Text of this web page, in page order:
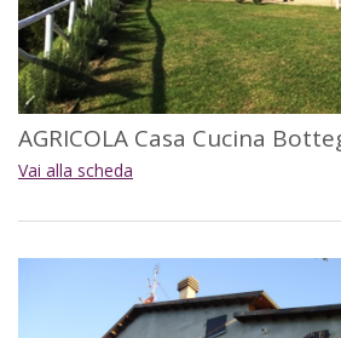
AGRICOLA Casa Cucina
Vai alla scheda